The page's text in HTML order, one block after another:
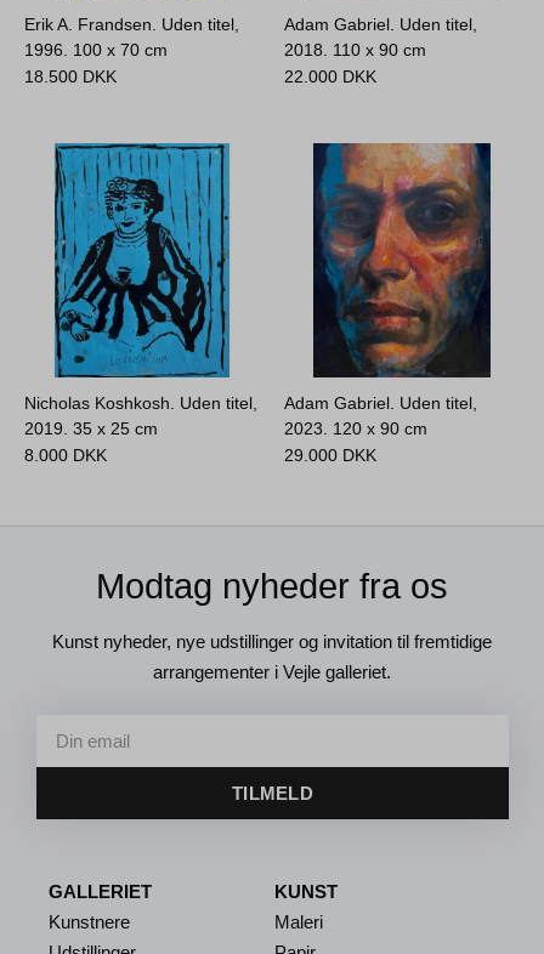
Erik A. Frandsen. Uden titel,
1996. 100 x 70 cm
18.500 DKK
Adam Gabriel. Uden titel,
2018. 110 x 90 cm
22.000 DKK
Nicholas Koshkosh. Uden titel,
2019.35 x 25 cm
8.000 DKK
Adam Gabriel. Uden titel,
2023. 120 x 90 cm
29.000 DKK
Modtag nyheder fra os
Kunst nyheder, nye udstillinger og invitation til fremtidige
arrangementer i Vejle galleriet.
TILMELD
GALLERIET
Kunstnere
KUNST
Maleri